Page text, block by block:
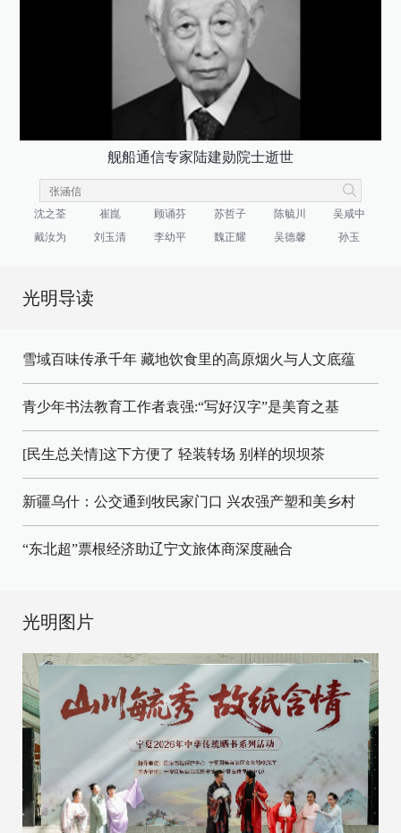
舰船通信专家陆建勋院士逝世
沈之荃 崔崑 顾诵芬 苏哲子 陈毓川
吴咸中
戴汝为
刘玉清 李幼平 魏正耀 吴德馨 孙玉
光明导读
雪域百味传承千年 藏地饮食里的高原烟火与人文底蕴
青少年书法教育工作者袁强:“写好汉字”是美育之基
[民生总关情]这下方便了 轻装转场 别样的坝坝茶
新疆乌什：公交通到牧民家门口 兴农强产塑和美乡村
“东北超”票根经济助辽宁文旅体商深度融合
光明图片